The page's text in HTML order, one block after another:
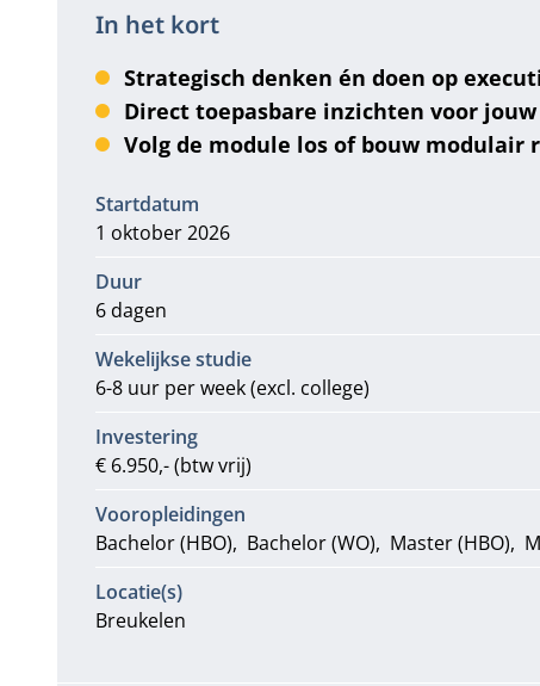
In het kort
Strategisch denken én doen op
Direct toepasbare inzichten voor
Volg de module los of bouw modulair
Informatie
Startdatum
1 oktober 2026
Duur
6 dagen
Wekelijkse studie
6-8 uur per week (excl. college)
Investering
€ 6.950,- (btw vrij)
Vooropleidingen
Bachelor (HBO)
Bachelor (WO) Master (HBO)
Locatie(s)
Breukelen